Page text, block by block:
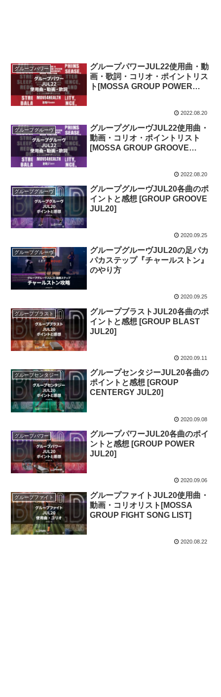
グループパワー
グループパワーJUL22使用曲・動
画・歌詞・コリオ・ポイントリス
ト[MOSSA GROUP POWER
2022.08.20
グループグルーヴ
グループグルーヴJUL22使用曲・
動画・コリオ・ポイントリスト
[MOSSA GROUP GROOVE
2022.08.20
グループグルーヴ
グループグルーヴJUL20各曲のポ
イントと感想 [GROUP GROOVE
JUL20]
2020.09.25
グループグルーヴ
グループグルーヴJUL20の足パカ
パカステップ『チャールストン』
のやり方
2020.09.25
グループブラスト
グループブラストJUL20各曲のポ
イントと感想 [GROUP BLAST
JUL20]
2020.09.11
グループセンタジー
グループセンタジーJUL20各曲の
ポイントと感想 [GROUP
CENTERGY JUL20]
2020.09.08
グループパワー
グループパワーJUL20各曲のポイ
ントと感想 [GROUP POWER
JUL20]
2020.09.06
グループファイト
グループファイトJUL20使用曲・
動画・コリオリスト[MOSSA
GROUP FIGHT SONG LIST]
2020.08.22